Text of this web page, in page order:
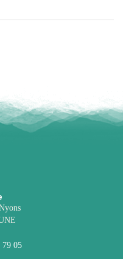
79 05